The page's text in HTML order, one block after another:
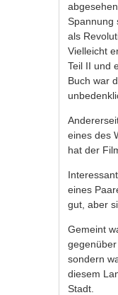
Spannung
als
Vielleicht
Teil II und
Buch war
eines des
hat der
eines
gut, aber
Gemeint
sondern
diesem
Stadt.